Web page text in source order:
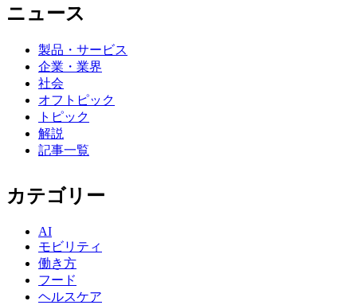
ニュース
製品・サービス
企業・業界
社会
オフトピック
トピック
解説
記事一覧
カテゴリー
AI
モビリティ
働き方
フード
ヘルスケア